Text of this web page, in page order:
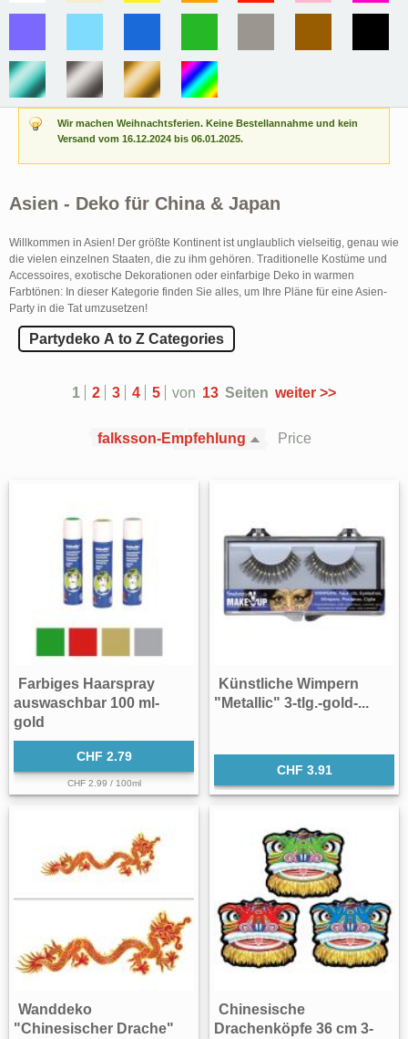
Wir machen Weihnachtsferien. Keine Bestellannahme und kein
Versand vom 16.12.2024 bis 06.01.2025.
Asien - Deko für China & Japan
Willkommen in Asien! Der größte Kontinent ist unglaublich vielseitig, genau wie
die vielen einzelnen Staaten, die zu ihm gehören. Traditionelle Kostüme und
Accessoires, exotische Dekorationen oder einfarbige Deko in warmen
Farbtönen: In dieser Kategorie finden Sie alles, um Ihre Pläne für eine Asien-
Party in die Tat umzusetzen!
Partydeko A to Z Categories
1 2 3 4 5 von 13 Seiten weiter >>
falksson-Empfehlung Price
Farbiges Haarspray
auswaschbar 100 ml-
gold
CHF 2.79
CHF 2.99 / 100ml
Künstliche Wimpern
"Metallic" 3-tlg.-gold-...
CHF 3.91
Wanddeko
"Chinesischer Drache"
Chinesische
Drachenköpfe 36 cm 3-